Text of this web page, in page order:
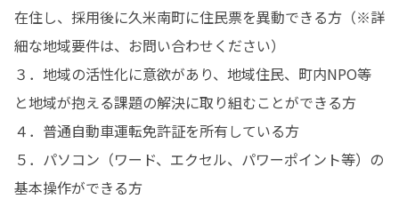
在住し、採用後に久米南町に住民票を異動できる方（※詳
細な地域要件は、お問い合わせください）
３．地域の活性化に意欲があり、地域住民、町内NPO等
と地域が抱える課題の解決に取り組むことができる方
４．普通自動車運転免許証を所有している方
５．パソコン（ワード、エクセル、パワーポイント等）の
基本操作ができる方